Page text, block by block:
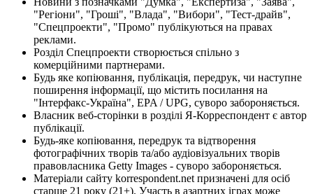
"Регіони", "Гроші", "Влада", "Вибори", "Тест-драйв",
"Спецпроекти", "Промо" публікуються на правах
реклами.
Розділ Спецпроекти створюється спільно з
комерційними партнерами.
Будь яке копіювання, публікація, передрук, чи наступне
поширення інформації, що містить посилання на
"Інтерфакс-Україна", EPA / UPG, суворо забороняється.
Власник веб-сторінки в розділі Я-Корреспондент є автор
публікації.
Будь-яке копіювання, передрук та відтворення
фотографічних творів та/або аудіовізуальних творів
правовласника Getty Images - суворо забороняється.
Матеріали сайту korrespondent.net призначені для осіб
старше 21 року (21+). Участь в азартних іграх може